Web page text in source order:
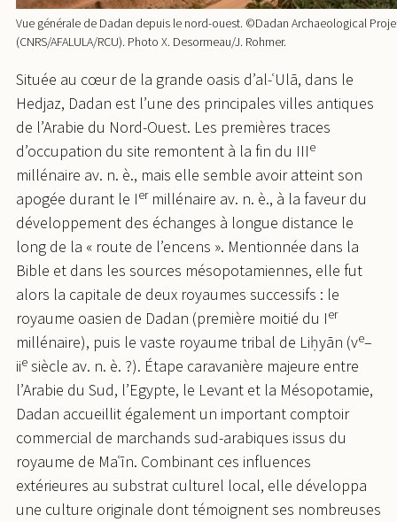
Vue générale de Dadan depuis le nord-ouest. ©Dadan Archaeological
(CNRS/AFALULA/RCU). Photo X. Desormeau/J. Rohmer.
Située au cœur de la grande oasis d’al-ʿUlā, dans le
Hedjaz, Dadan est l’une des principales villes antiques
de l’Arabie du Nord-Ouest. Les premières traces
d’occupation du site remontent à la fin du IIIe
millénaire av. n. è., mais elle semble avoir atteint son
apogée durant le Iermillénaire av. n. è., à la faveur du
développement des échanges à longue distance le
long de la « route de l’encens ». Mentionnée dans la
Bible et dans les sources mésopotamiennes, elle fut
alors la capitale de deux royaumes successifs : le
royaume oasien de Dadan (première moitié du Ier
millénaire), puis le vaste royaume tribal de Liḥyān (ve–
iie siècle av. n. è. ?). Étape caravanière majeure entre
l’Arabie du Sud, l’Egypte, le Levant et la Mésopotamie,
Dadan accueillit également un important comptoir
commercial de marchands sud-arabiques issus du
royaume de Maʿīn. Combinant ces influences
extérieures au substrat culturel local, elle développa
une culture originale dont témoignent ses nombreuses